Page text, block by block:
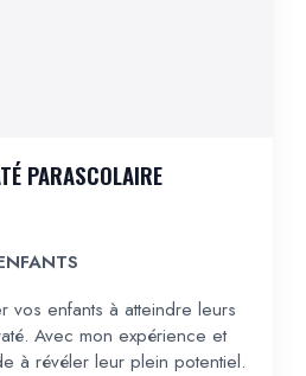
PARASCOLAIRE
vos enfants à atteindre leurs
Avec mon expérience et
à révéler leur plein potentiel.